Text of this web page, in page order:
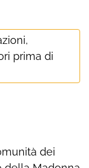
prima di
dei